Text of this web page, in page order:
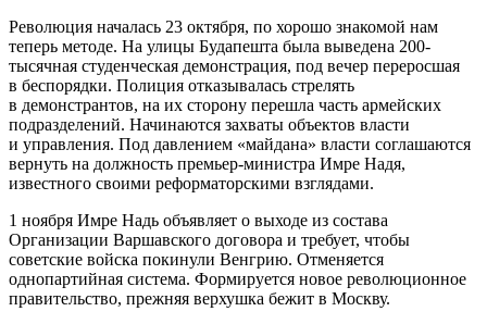
Революция началась 23 октября, по хорошо знакомой нам
теперь методе. На улицы Будапешта была выведена 200-
тысячная студенческая демонстрация, под вечер переросшая
в беспорядки. Полиция отказывалась стрелять
в демонстрантов, на их сторону перешла часть армейских
подразделений. Начинаются захваты объектов власти
и управления. Под давлением «майдана» власти соглашаются
вернуть на должность премьер-министра Имре Надя,
известного своими реформаторскими взглядами.
1 ноября Имре Надь объявляет о выходе из состава
Организации Варшавского договора и требует, чтобы
советские войска покинули Венгрию. Отменяется
однопартийная система. Формируется новое революционное
правительство, прежняя верхушка бежит в Москву.